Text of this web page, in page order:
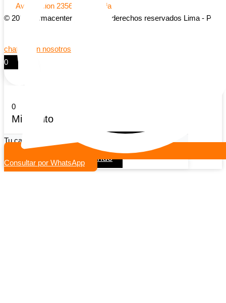
Av Aviacion 2356 - San Borja
© 2026 Farmacenter | Todos los derechos reservados Lima - Peru
chatea con nosotros
0
0
Mi carrito
Tu carrito esta vacio
Continuar comprando
Consultar por WhatsApp